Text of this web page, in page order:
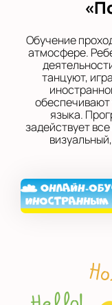
Обучение
атмосфере.
танцуют,
обеспечивают
языка.
задействует